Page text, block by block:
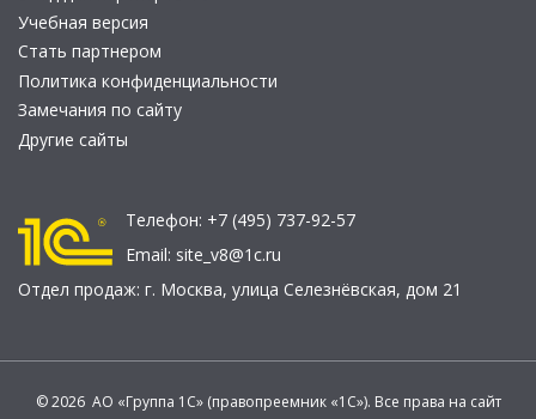
Учебная версия
Стать партнером
Политика конфиденциальности
Замечания по сайту
Другие сайты
Телефон: +7 (495) 737-92-57
Email: site_v8@1c.ru
Отдел продаж: г. Москва, улица Селезнёвская, дом 21
© 2026 АО «Группа 1С» (правопреемник «1С»). Все права на сайт